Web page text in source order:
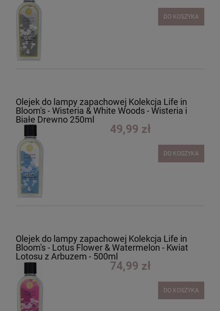
DO KOSZYKA
Olejek do lampy zapachowej Kolekcja Life in
Bloom's - Wisteria & White Woods - Wisteria i
Białe Drewno 250ml
49,99 zł
DO KOSZYKA
Olejek do lampy zapachowej Kolekcja Life in
Bloom's - Lotus Flower & Watermelon - Kwiat
Lotosu z Arbuzem - 500ml
74,99 zł
DO KOSZYKA